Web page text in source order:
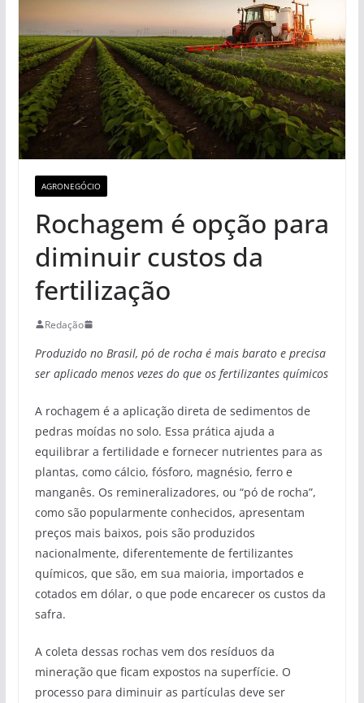
AGRONEGÓCIO
Rochagem é opção para
diminuir custos da
fertilização
Redação
Produzido no Brasil, pó de rocha é mais barato e precisa
ser aplicado menos vezes do que os fertilizantes químicos
A rochagem é a aplicação direta de sedimentos de
pedras moídas no solo. Essa prática ajuda a
equilibrar a fertilidade e fornecer nutrientes para as
plantas, como cálcio, fósforo, magnésio, ferro e
manganês. Os remineralizadores, ou “pó de rocha”,
como são popularmente conhecidos, apresentam
preços mais baixos, pois são produzidos
nacionalmente, diferentemente de fertilizantes
químicos, que são, em sua maioria, importados e
cotados em dólar, o que pode encarecer os custos da
safra.
A coleta dessas rochas vem dos resíduos da
mineração que ficam expostos na superfície. O
processo para diminuir as partículas deve ser